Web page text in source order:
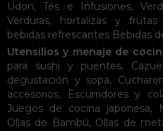
Udon,Tés e Infusiones,
Verduras, hortalizas y frutas
bebidas refrescantes Bebidas
Utensilios y menaje de
para sushi y puentes,
degustación y sopa,
accesorios, Escurridores y
Juegos de cocina japonesa,
Ollas de Bambú, Ollas de